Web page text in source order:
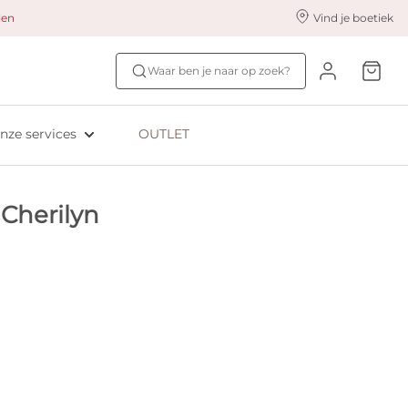
Vind je boetiek
Waar ben je naar op zoek?
Empreinte
services
styling services Ontdek jouw maat
Bh-maat test
OUTLET